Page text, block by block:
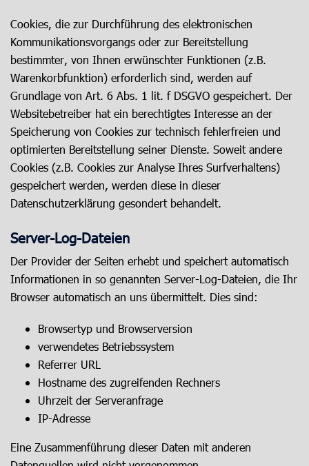
Cookies, die zur Durchführung des elektronischen
Kommunikationsvorgangs oder zur Bereitstellung
bestimmter, von Ihnen erwünschter Funktionen (z.B.
Warenkorbfunktion) erforderlich sind, werden auf
Grundlage von Art. 6 Abs. 1 lit. f DSGVO gespeichert. Der
Websitebetreiber hat ein berechtigtes Interesse an der
Speicherung von Cookies zur technisch fehlerfreien und
optimierten Bereitstellung seiner Dienste. Soweit andere
Cookies (z.B. Cookies zur Analyse Ihres Surfverhaltens)
gespeichert werden, werden diese in dieser
Datenschutzerklärung gesondert behandelt.
Server-Log-Dateien
Der Provider der Seiten erhebt und speichert automatisch
Informationen in so genannten Server-Log-Dateien, die Ihr
Browser automatisch an uns übermittelt. Dies sind:
Browsertyp und Browserversion
verwendetes Betriebssystem
Referrer URL
Hostname des zugreifenden Rechners
Uhrzeit der Serveranfrage
IP-Adresse
Eine Zusammenführung dieser Daten mit anderen